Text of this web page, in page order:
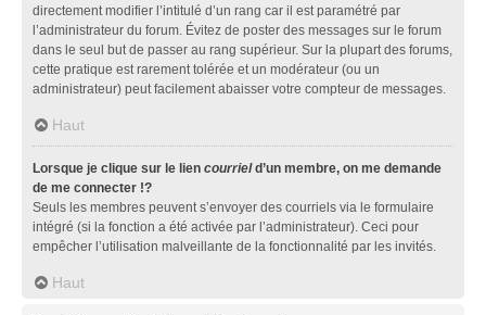
directement modifier l’intitulé d’un rang car il est paramétré par
l’administrateur du forum. Évitez de poster des messages sur le forum
dans le seul but de passer au rang supérieur. Sur la plupart des forums,
cette pratique est rarement tolérée et un modérateur (ou un
administrateur) peut facilement abaisser votre compteur de messages.
Haut
Lorsque je clique sur le lien courrield’un membre, on me demande
de me connecter !?
Seuls les membres peuvent s’envoyer des courriels via le formulaire
intégré (si la fonction a été activée par l’administrateur). Ceci pour
empêcher l’utilisation malveillante de la fonctionnalité par les invités.
Haut